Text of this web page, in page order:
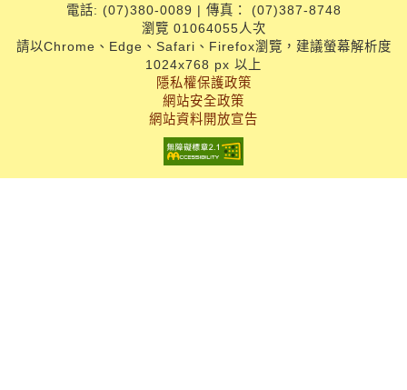
電話: (07)380-0089 | 傳真： (07)387-8748
瀏覽 01064055人次
請以Chrome、Edge、Safari、Firefox瀏覽，建議螢幕解析度
1024x768 px 以上
隱私權保護政策
網站安全政策
網站資料開放宣告